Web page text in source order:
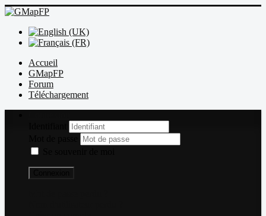
Accueil
GMapFP
Forum
Téléchargement